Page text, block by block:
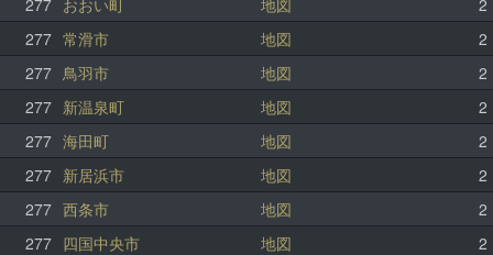
277 おおい町 地図
2
277 常滑市 地図
2
277 鳥羽市 地図
2
277 新温泉町 地図
2
277 海田町 地図
2
277 新居浜市 地図
2
277 西条市 地図
2
277 四国中央市 地図
2